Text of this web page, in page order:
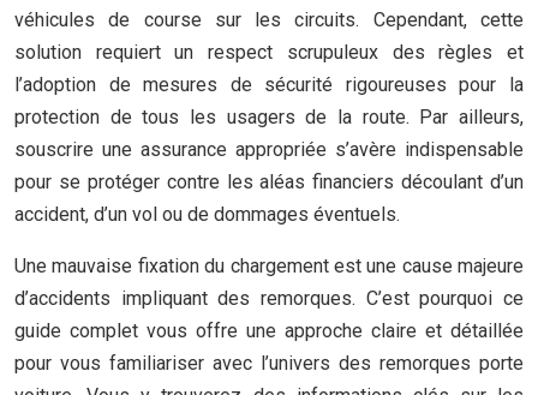
véhicules de course sur les circuits. Cependant, cette
solution requiert un respect scrupuleux des règles et
l’adoption de mesures de sécurité rigoureuses pour la
protection de tous les usagers de la route. Par ailleurs,
souscrire une assurance appropriée s’avère indispensable
pour se protéger contre les aléas financiers découlant d’un
accident, d’un vol ou de dommages éventuels.
Une mauvaise fixation du chargement est une cause majeure
d’accidents impliquant des remorques. C’est pourquoi ce
guide complet vous offre une approche claire et détaillée
pour vous familiariser avec l’univers des remorques porte